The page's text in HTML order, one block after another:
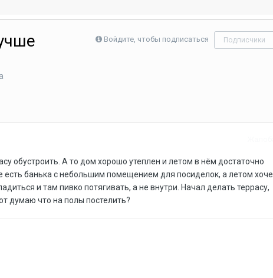
Войдите, чтобы подписаться Подписчики
обустроить. А то дом хорошо утеплен и летом в нём достаточно
банька с небольшим помещением для посиделок, а летом
и там пивко потягивать, а не внутри. Начал делать террасу,
думаю что на полы постелить?